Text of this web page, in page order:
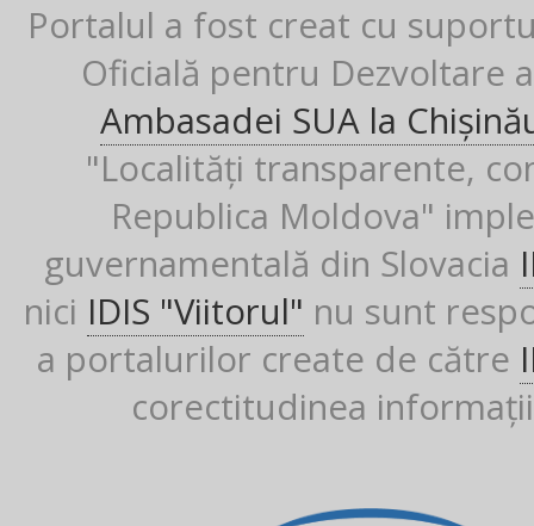
Portalul a fost creat cu
Oficială pentru Dezvoltare
Ambasadei SUA la
"Localități transparente,
Republica Moldova"
guvernamentală din Slovacia
nici IDIS "Viitorul" nu sunt
a portalurilor create de către
corectitudinea